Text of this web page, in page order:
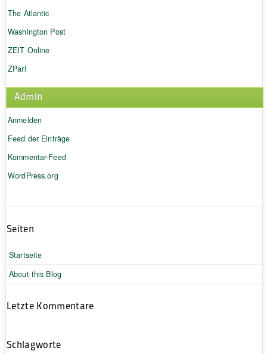
The Atlantic
Washington Post
ZEIT Online
ZParl
Admin
Anmelden
Feed der Einträge
Kommentar-Feed
WordPress.org
Seiten
Startseite
About this Blog
Letzte Kommentare
Schlagworte